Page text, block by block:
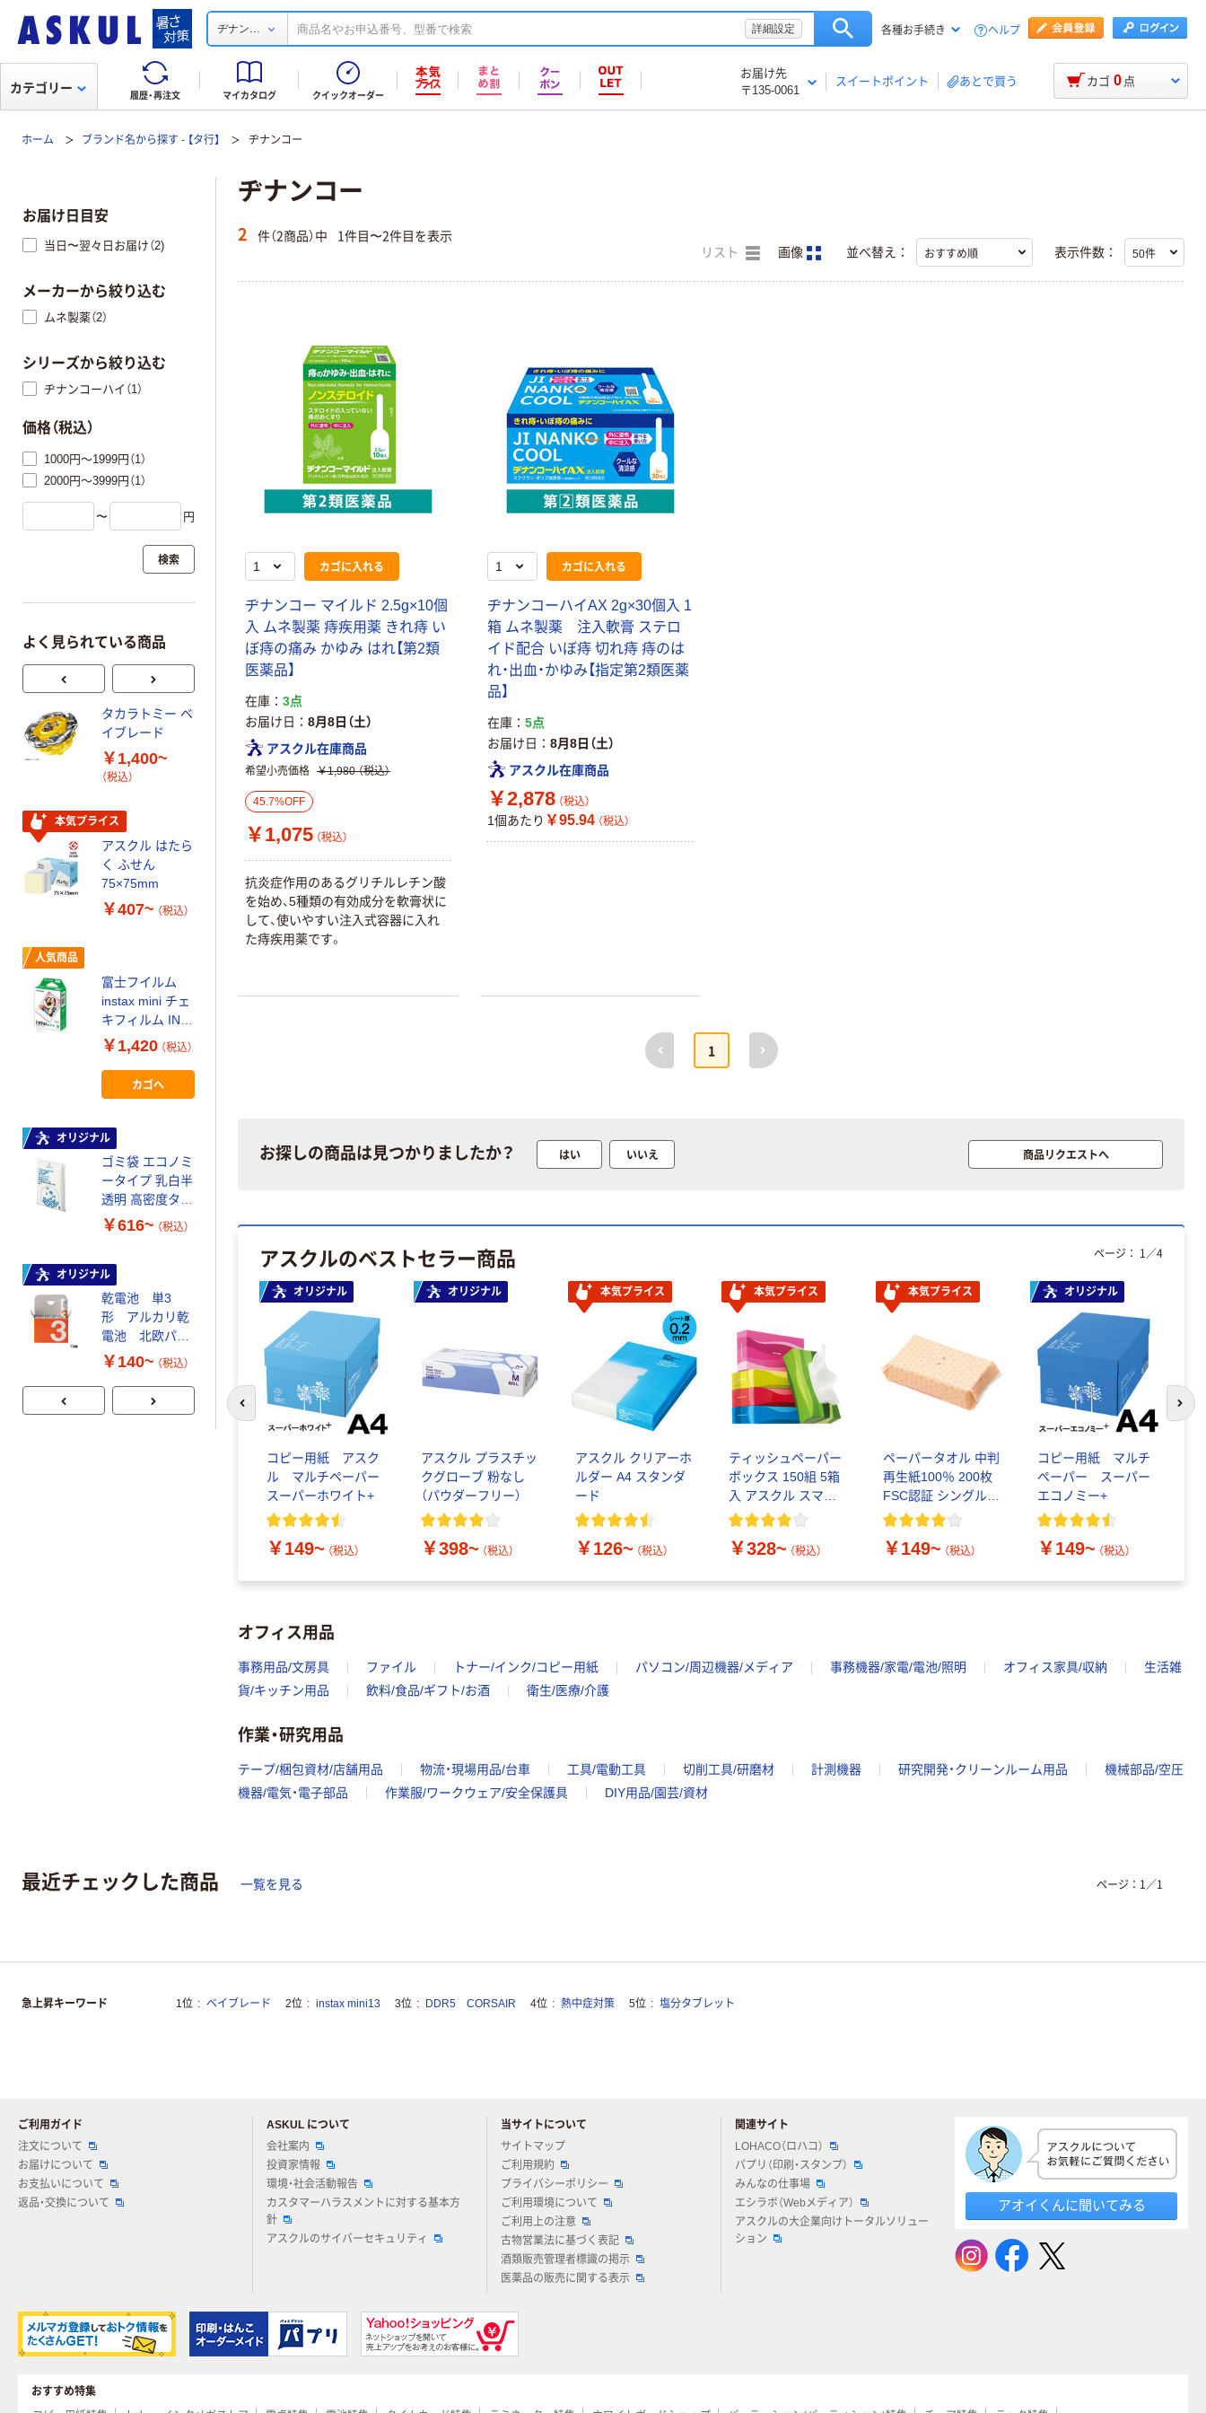
ヂナン... 詳細設定 各種お手続き ヘルプ
履歴・再注文 マイカタログ クイックオーダー
お届け先
〒135-0061
スイートポイント あとで買う
カテゴリー カゴ 0 点
ホーム ブランド名から探す - 【タ行】 ヂナンコー
ヂナンコー
2 件（2商品）中 1件目〜2件目を表示
リスト 画像 並べ替え： 表示件数：
カゴに入れる
ヂナンコー マイルド 2.5g×10個
入 ムネ製薬 痔疾用薬 きれ痔 い
ぼ痔の痛み かゆみ はれ【第2類
医薬品】
在庫
3点
お届け日
8月8日（土）
アスクル在庫商品
希望小売価格 ￥1,980 （税込）
45.7%OFF
￥1,075 （税込）
抗炎症作用のあるグリチルレチン酸
を始め、5種類の有効成分を軟膏状に
して、使いやすい注入式容器に入れ
た痔疾用薬です。
カゴに入れる
ヂナンコーハイAX 2g×30個入 1
箱 ムネ製薬 注入軟膏 ステロ
イド配合 いぼ痔 切れ痔 痔のは
れ・出血・かゆみ【指定第2類医薬
品】
在庫
5点
お届け日
8月8日（土）
アスクル在庫商品
￥2,878 （税込）
1個あたり ￥95.94 （税込）
前へ
1
次へ
お探しの商品は見つかりましたか？ はい いいえ 商品リクエストへ
アスクルのベストセラー商品
オリジナル
コピー用紙 アスク
ル マルチペーパー
スーパーホワイト+
￥149~ （税込）
オリジナル
アスクル プラスチッ
クグローブ 粉なし
（パウダーフリー）
￥398~ （税込）
本気プライス
アスクル クリアーホ
ルダー A4 スタンダ
ード
￥126~ （税込）
本気プライス
ティッシュペーパー
ボックス 150組 5箱
入 アスクル スマー
トコンパクト ビビ
￥328~ （税込）
本気プライス
ペーパータオル 中判
再生紙100％ 200枚
FSC認証 シングル
大王製紙共同企画 オ
￥149~ （税込）
オリジナル
コピー用紙 マルチ
ペーパー スーパー
エコノミー+
￥149~ （税込）
ページ： 1 ／4
前のスライドへ 次
オフィス用品
事務用品/文房具 ファイル トナー/インク/コピー用紙 パソコン/周辺機器/メディア 事務機器/家電/電池/照明 オフィス家具/収納
生活雑
貨/キッチン用品
飲料/食品/ギフト/お酒 衛生/医療/介護
作業・研究用品
テープ/梱包資材/店舗用品 物流・現場用品/台車 工具/電動工具 切削工具/研磨材 計測機器 研究開発・クリーンルーム用品
機械部品/空圧
機器/電気・電子部品
作業服/ワークウェア/安全保護具 DIY用品/園芸/資材
お届け日目安
当日〜翌々日お届け（2)
メーカーから絞り込む
ムネ製薬（2）
シリーズから絞り込む
ヂナンコーハイ（1）
価格（税込）
1000円～1999円（1）
2000円～3999円（1）
〜 円
検索
よく見られている商品
タカラトミー ベ
イブレード
￥1,400~
（税込）
本気プライス
アスクル はたら
く ふせん
75×75mm
￥407~ （税込）
人気商品
富士フイルム
instax mini チェ
キフィルム INS
MINI JP1 1パッ
ク（10枚入り）
￥1,420 （税込）
カゴへ
オリジナル
ゴミ袋 エコノミ
ータイプ 乳白半
透明 高密度タイ
プ 詰替用 バイ
￥616~ （税込）
オリジナル
乾電池 単3
形 アルカリ乾
電池 北欧パッ
ケージ アスク
￥140~ （税込）
オリジナル
乾電池 単4
電池 北欧パッ
ケージ アスク
ルオリジナル
￥140~
アスクルオリジ
ナル ラミネー
トフィルム A4
サイズ
￥458~
アスクル 「現場
富士フイルム
instax mini13
INS MINI 13
￥12,100~
（税込）
オリジナル
サントリー 伊右
衛門 「お茶、どう
ぞ。」 緑茶
￥528~ （税込）
アスクル セロハ
ンテープ
本気プライス
ニチバン セロテ
ープ 大巻
WW2
￥1,580~
（税込）
￥616~ （税込）
乾電池 単3
形 アルカリ乾
電池 北欧パッ
ケージ アスク
ルオリジナル
￥140~ （税込）
最近チェックした商品 一覧を見る ページ： 1 ／1
急上昇キーワード 1位 ベイブレード 2位 instax mini13 3位 DDR5 CORSAIR 4位 熱中症対策 5位 塩分タブレット
ご利用ガイド
注文について
お届けについて
お支払いについて
返品・交換について
ASKUL について
会社案内
投資家情報
環境・社会活動報告
カスタマーハラスメントに対する基本方
針
アスクルのサイバーセキュリティ
当サイトについて
サイトマップ
ご利用規約
プライバシーポリシー
ご利用環境について
ご利用上の注意
古物営業法に基づく表記
酒類販売管理者標識の掲示
医薬品の販売に関する表示
関連サイト
LOHACO（ロハコ）
パプリ（印刷・スタンプ）
みんなの仕事場
エシラボ（Webメディア）
アスクルの大企業向けトータルソリュー
ション
アオイくんに聞いてみる
おすすめ特集